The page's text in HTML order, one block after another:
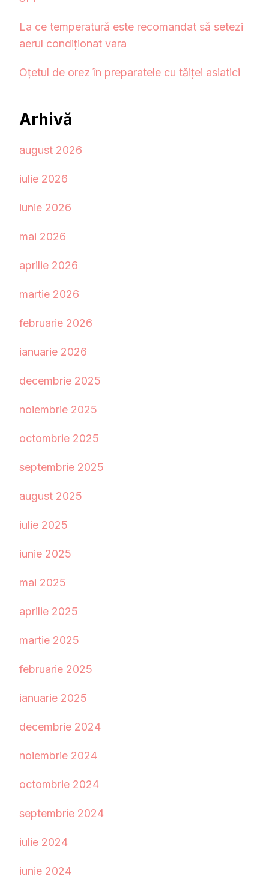
La ce temperatură este recomandat să setezi
aerul condiționat vara
Oțetul de orez în preparatele cu tăiței asiatici
Arhivă
august 2026
iulie 2026
iunie 2026
mai 2026
aprilie 2026
martie 2026
februarie 2026
ianuarie 2026
decembrie 2025
noiembrie 2025
octombrie 2025
septembrie 2025
august 2025
iulie 2025
iunie 2025
mai 2025
aprilie 2025
martie 2025
februarie 2025
ianuarie 2025
decembrie 2024
noiembrie 2024
octombrie 2024
septembrie 2024
iulie 2024
iunie 2024